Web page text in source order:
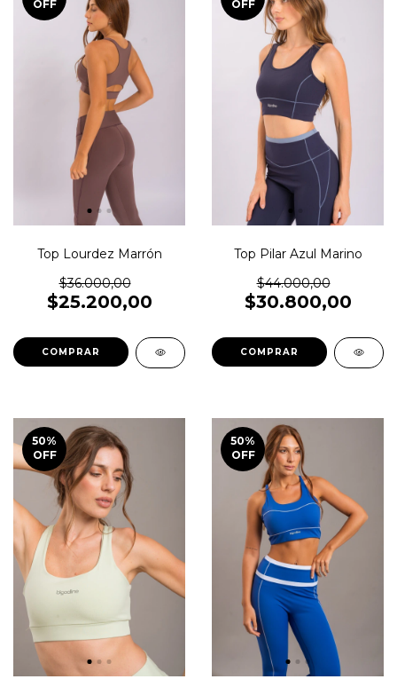
OFF
Top Lourdez Marrón
$36.000,00
$25.200,00
COMPRAR
OFF
Top Pilar Azul Marino
$44.000,00
$30.800,00
COMPRAR
50%
OFF
50%
OFF